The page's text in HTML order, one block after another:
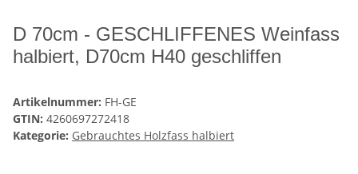
D 70cm - GESCHLIFFENES Weinfass
halbiert, D70cm H40 geschliffen
Artikelnummer: FH-GE
GTIN: 4260697272418
Kategorie: Gebrauchtes Holzfass halbiert